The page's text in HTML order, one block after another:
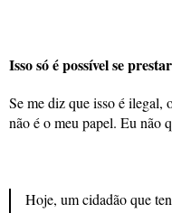
Isso só é possível se
Se me diz que isso é ilegal,
não é o meu papel. Eu não
Hoje, um cidadão que